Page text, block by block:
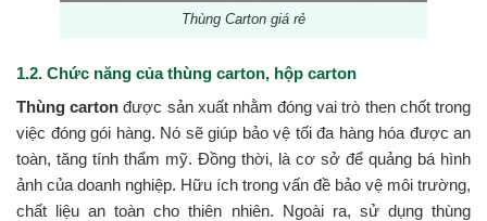
Thùng Carton giá rẻ
1.2. Chức năng của thùng carton, hộp carton
Thùng carton được sản xuất nhằm đóng vai trò then chốt trong
việc đóng gói hàng. Nó sẽ giúp bảo vệ tối đa hàng hóa được an
toàn, tăng tính thẩm mỹ. Đồng thời, là cơ sở để quảng bá hình
ảnh của doanh nghiệp. Hữu ích trong vấn đề bảo vệ môi trường,
chất liệu an toàn cho thiên nhiên. Ngoài ra, sử dụng thùng